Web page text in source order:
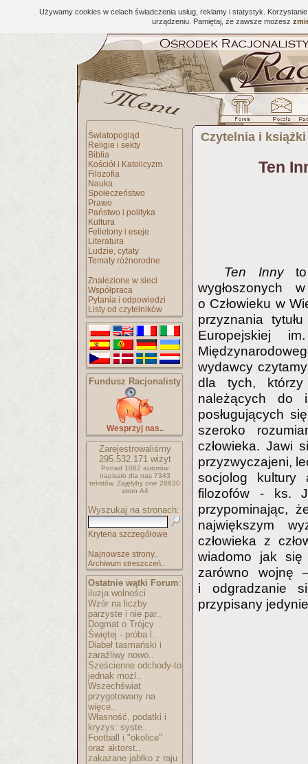
Używamy cookies w celach świadczenia usług, reklamy i statystyk.
urządzeniu. Pamiętaj, że zawsze możesz
Światopogląd
Religie i sekty
Biblia
Kościół i Katolicyzm
Filozofia
Nauka
Społeczeństwo
Prawo
Państwo i polityka
Kultura
Felietony i eseje
Literatura
Ludzie, cytaty
Tematy różnorodne
Znalezione w sieci
Współpraca
Pytania i odpowiedzi
Listy od czytelników
Fundusz Racjonalisty
Wesprzyj nas..
Zarejestrowaliśmy
295.532.171wizyt
Ponad 1062 autorów
napisało dla nas 7343
tekstów. Zajęłyby one 28930
stron A4
Wyszukaj na stronach:
Kryteria szczegółowe
Najnowsze strony..
Archiwum streszczeń..
Ostatnie wątki Forum:
iluzja wolności
Wzór na liczby
parzyste i nie par..
Dogmat o Trójcy
Świętej - próba l..
Diabeł tasmański i
zaraźliwy nowo..
Sześcienne odchody-to
jednak możl..
Wszechświat
przygotowany na
więce..
Własność, podatki i
kryzys: syste..
Football i "okolice"
oraz aktorst..
zakazane jabłko z raju
Czytelnia i książki
Ten
Ten Innyto
wygłoszonych
o Człowieku w
przyznania
Europejskiej
wydawcy
dla tych,
należących do
posługujących
szeroko
człowieka. Jawi
przyzwyczajeni,
socjolog kultury
filozofów - ks.
przypominając,
największym
człowieka z
wiadomo jak się
zarówno wojnę
i
przypisany